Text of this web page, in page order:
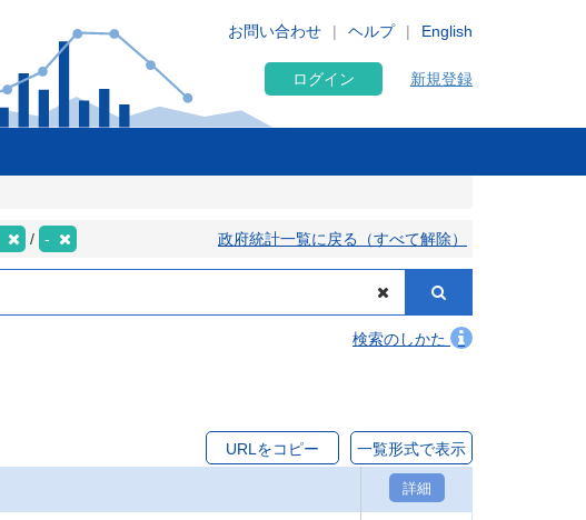
English
お問い合わせ ヘルプ
ログイン 新規登録
- 政府統計一覧に戻る（すべて解除）
検索のしかた
URLをコピー 一覧形式で表示
詳細